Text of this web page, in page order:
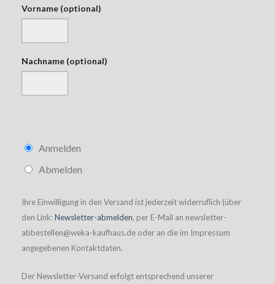
Vorname (optional)
Nachname (optional)
Anmelden
Abmelden
Ihre Einwilligung in den Versand ist jederzeit widerruflich (über
den Link:Newsletter-abmelden, per E-Mail an newsletter-
abbestellen@weka-kaufhaus.de oder an die im Impressum
angegebenen Kontaktdaten.
Der Newsletter-Versand erfolgt entsprechend unserer